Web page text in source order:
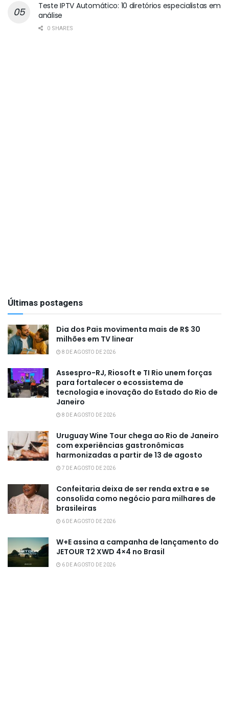
Teste IPTV Automático: 10 diretórios especialistas em
análise
0 SHARES
Últimas postagens
Dia dos Pais movimenta mais de R$ 30
milhões em TV linear
8 DE AGOSTO DE 2026
Assespro-RJ, Riosoft e TI Rio unem forças
para fortalecer o ecossistema de
tecnologia e inovação do Estado do Rio de
Janeiro
8 DE AGOSTO DE 2026
Uruguay Wine Tour chega ao Rio de Janeiro
com experiências gastronômicas
harmonizadas a partir de 13 de agosto
7 DE AGOSTO DE 2026
Confeitaria deixa de ser renda extra e se
consolida como negócio para milhares de
brasileiras
6 DE AGOSTO DE 2026
W+E assina a campanha de lançamento do
JETOUR T2 XWD 4×4 no Brasil
6 DE AGOSTO DE 2026